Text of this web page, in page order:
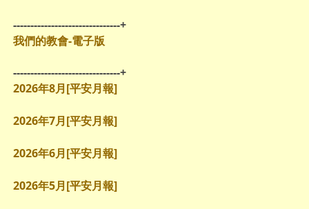
-------------------------------+
我們的教會-電子版
-------------------------------+
2026年8月[平安月報]
2026年7月[平安月報]
2026年6月[平安月報]
2026年5月[平安月報]